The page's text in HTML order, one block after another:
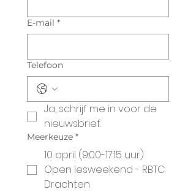
E-mail *
Telefoon
Ja, schrijf me in voor de
nieuwsbrief.
Meerkeuze *
10 april (9:00-17:15 uur)
Open lesweekend - RBTC
Drachten